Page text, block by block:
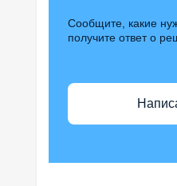
Сообщите, какие
получите ответ о